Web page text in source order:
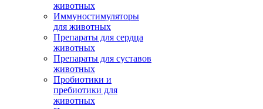
животных
Иммуностимуляторы
для животных
Препараты для сердца
животных
Препараты для суставов
животных
Пробиотики и
пребиотики для
животных